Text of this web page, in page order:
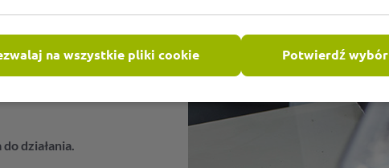
dalszego rozwoju.
już do produkcji
pojazdów
działania.
na wszystkie pliki cookie Potwierdź wybór